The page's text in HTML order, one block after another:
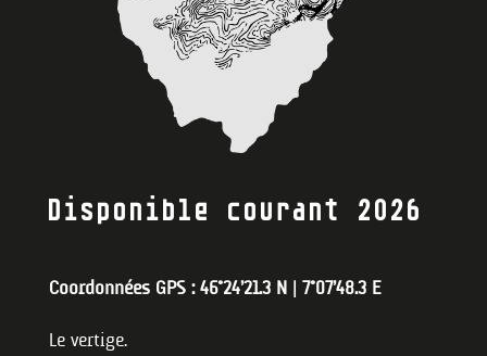
Disponible courant 2026
Coordonnées GPS : 46°24’21.3 N | 7°07’48.3 E
Le vertige.